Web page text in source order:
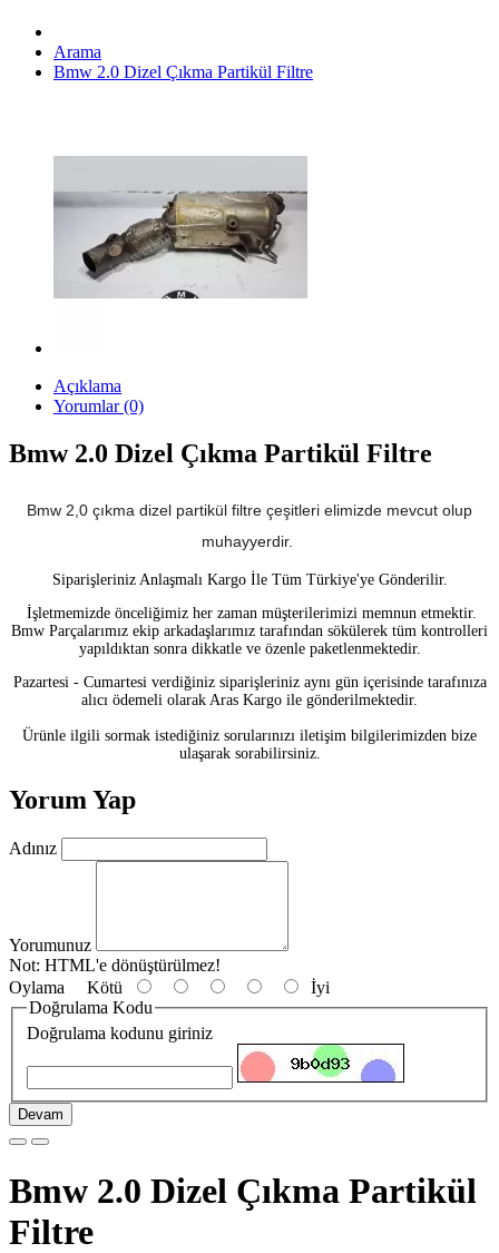
Arama
Bmw 2.0 Dizel Çıkma Partikül Filtre
Açıklama
Yorumlar (0)
Bmw 2.0 Dizel Çıkma Partikül Filtre
Bmw 2,0 çıkma dizel partikül filtre çeşitleri elimizde mevcut olup
muhayyerdir.
Siparişleriniz Anlaşmalı Kargo İle Tüm Türkiye'ye Gönderilir.
İşletmemizde önceliğimiz her zaman müşterilerimizi memnun etmektir.
Bmw Parçalarımız ekip arkadaşlarımız tarafından sökülerek tüm kontrolleri
yapıldıktan sonra dikkatle ve özenle paketlenmektedir.
Pazartesi - Cumartesi verdiğiniz siparişleriniz aynı gün içerisinde tarafınıza
alıcı ödemeli olarak Aras Kargo ile gönderilmektedir.
Ürünle ilgili sormak istediğiniz sorularınızı iletişim bilgilerimizden bize
ulaşarak sorabilirsiniz.
Yorum Yap
Adınız
Yorumunuz
Not: HTML'e dönüştürülmez!
Oylama Kötü
İyi
Doğrulama Kodu
Doğrulama kodunu giriniz
Devam
Bmw 2.0 Dizel Çıkma Partikül
Filtre